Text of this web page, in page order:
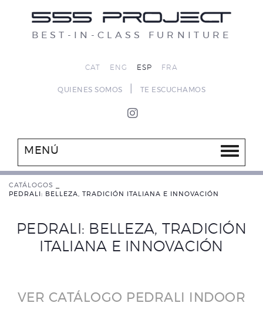
BEST-IN-CLASS FURNITURE
CAT ENG ESP FRA
QUIENES SOMOS TE ESCUCHAMOS
MENÚ
CATÁLOGOS
PEDRALI: BELLEZA, TRADICIÓN ITALIANA E INNOVACIÓN
PEDRALI: BELLEZA, TRADICIÓN
ITALIANA E INNOVACIÓN
VER CATÁLOGO PEDRALI INDOOR